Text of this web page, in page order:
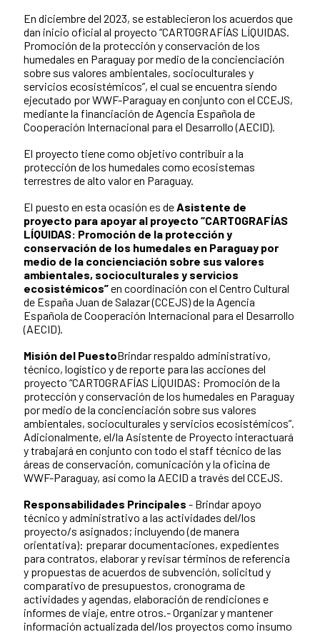
En diciembre del 2023, se establecieron los acuerdos que
dan inicio oficial al proyecto “CARTOGRAFÍAS LÍQUIDAS.
Promoción de la protección y conservación de los
humedales en Paraguay por medio de la concienciación
sobre sus valores ambientales, socioculturales y
servicios ecosistémicos”, el cual se encuentra siendo
ejecutado por WWF-Paraguay en conjunto con el CCEJS,
mediante la financiación de Agencia Española de
Cooperación Internacional para el Desarrollo (AECID).
El proyecto tiene como objetivo contribuir a la
protección de los humedales como ecosistemas
terrestres de alto valor en Paraguay.
El puesto en esta ocasión es deAsistente de
proyecto para apoyar al proyecto “CARTOGRAFÍAS
LÍQUIDAS: Promoción de la protección y
conservación de los humedales en Paraguay por
medio de la concienciación sobre sus valores
ambientales, socioculturales y servicios
ecosistémicos”en coordinación con el Centro Cultural
de España Juan de Salazar (CCEJS) de la Agencia
Española de Cooperación Internacional para el Desarrollo
(AECID).
Misión del PuestoBrindar respaldo administrativo,
técnico, logístico y de reporte para las acciones del
proyecto “CARTOGRAFÍAS LÍQUIDAS: Promoción de la
protección y conservación de los humedales en Paraguay
por medio de la concienciación sobre sus valores
ambientales, socioculturales y servicios ecosistémicos”.
Adicionalmente, el/la Asistente de Proyecto interactuará
y trabajará en conjunto con todo el staff técnico de las
áreas de conservación, comunicación y la oficina de
WWF-Paraguay, así como la AECID a través del CCEJS.
Responsabilidades Principales - Brindar apoyo
técnico y administrativo a las actividades del/los
proyecto/s asignados; incluyendo (de manera
orientativa): preparar documentaciones, expedientes
para contratos, elaborar y revisar términos de referencia
y propuestas de acuerdos de subvención, solicitud y
comparativo de presupuestos, cronograma de
actividades y agendas, elaboración de rendiciones e
informes de viaje, entre otros.- Organizar y mantener
información actualizada del/los proyectos como insumo